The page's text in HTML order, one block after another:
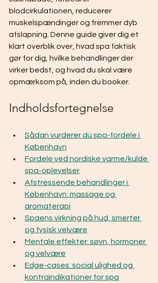
blodcirkulationen, reducerer
muskelspændinger og fremmer dyb
afslapning. Denne guide giver dig et
klart overblik over, hvad spa faktisk
gør for dig, hvilke behandlinger der
virker bedst, og hvad du skal være
opmærksom på, inden du booker.
Indholdsfortegnelse
Sådan vurderer du spa-fordele i
København
Fordele ved nordiske varme/kulde
spa-oplevelser
Afstressende behandlinger i
København: massage og
aromaterapi
Spaens virkning på hud, smerter
og fysisk velvære
Mentale effekter: søvn, hormoner
og velvære
Edge-cases: social ulighed og
kontraindikationer for spa